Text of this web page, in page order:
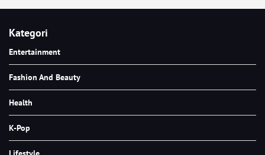
Kategori
Entertainment
Fashion And Beauty
Health
K-Pop